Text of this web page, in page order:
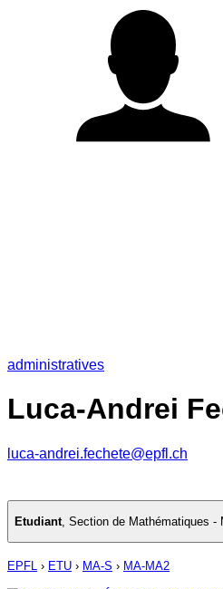
administratives
Luca-Andrei
luca-andrei.fechete@epfl.ch
Etudiant, Section de Mathématiques -
EPFL › ETU › MA-S › MA-MA2